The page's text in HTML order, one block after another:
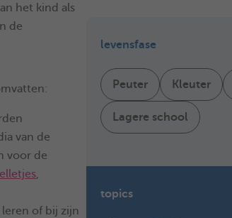
het kind als
de
van de
voor de
,
of bij zijn
levensfase
Peuter Kleuter
Lagere school
topics